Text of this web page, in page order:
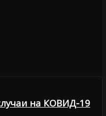
на КОВИД-19